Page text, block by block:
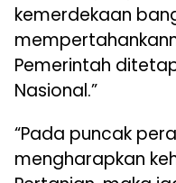
kemerdekaan
Pemerintah
Nasional.”
“Pada puncak
mengharapkan